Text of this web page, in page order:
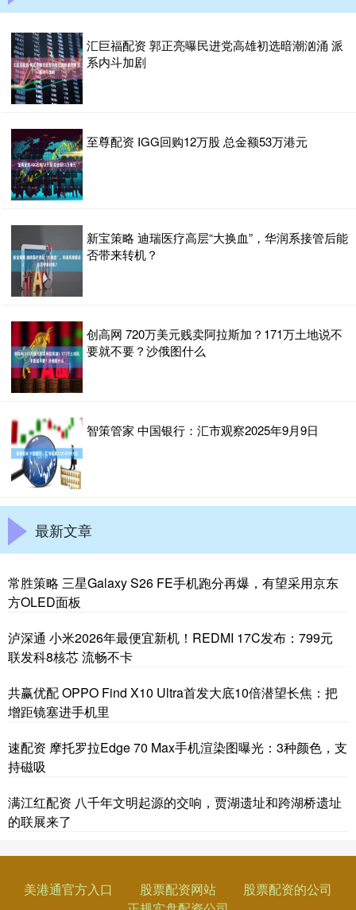
汇巨福配资 郭正亮曝民进党高雄初选暗潮汹涌 派
系内斗加剧
至尊配资 IGG回购12万股 总金额53万港元
新宝策略 迪瑞医疗高层“大换血”，华润系接管后能
否带来转机？
创高网 720万美元贱卖阿拉斯加？171万土地说不
要就不要？沙俄图什么
智策管家 中国银行：汇市观察2025年9月9日
最新文章
常胜策略 三星Galaxy S26 FE手机跑分再爆，有望采用京东
方OLED面板
泸深通 小米2026年最便宜新机！REDMI 17C发布：799元
联发科8核芯 流畅不卡
共赢优配 OPPO Find X10 Ultra首发大底10倍潜望长焦：把
增距镜塞进手机里
速配资 摩托罗拉Edge 70 Max手机渲染图曝光：3种颜色，支
持磁吸
满江红配资 八千年文明起源的交响，贾湖遗址和跨湖桥遗址
的联展来了
美港通官方入口 股票配资网站
股票配资的公司